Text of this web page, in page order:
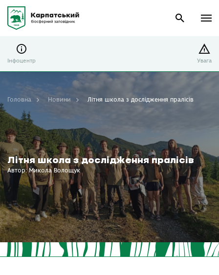
Інфоцентр Увага
Літня школа з дослідження пралісів
Автор: Микола Волощук
Головна Новини Літня школа з дослідження пралісів